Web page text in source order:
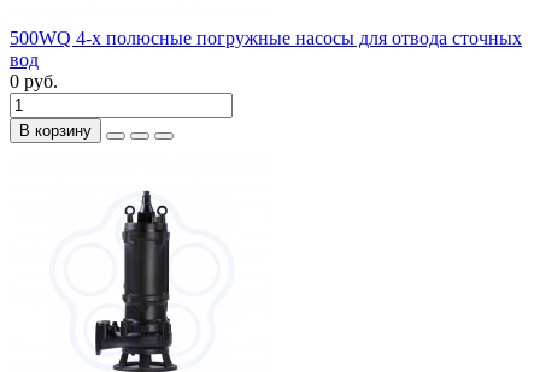
500WQ 4-х полюсные погружные насосы для отвода сточных
вод
0 руб.
В корзину